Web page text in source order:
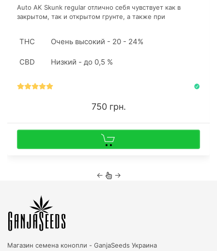
Auto AK Skunk regular отлично себя чувствует как в
закрытом, так и открытом грунте, а также при
THC Очень высокий - 20 - 24%
CBD Низкий - до 0,5 %
750 грн.
← →
Магазин семена конопли - GanjaSeeds Украина